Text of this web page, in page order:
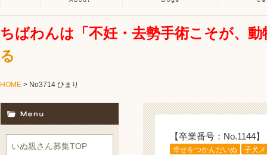
ちばわんは「不妊・去勢手術こそが、
る
HOME > No3714 ひまり
【卒業番号：No.1144】
幸せをつかんだいぬ 子犬
いぬ親さん募集TOP